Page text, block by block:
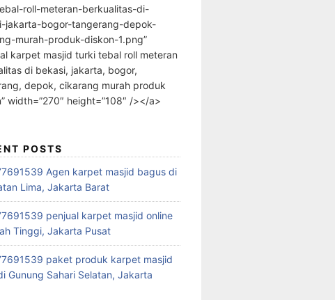
roll-meteran-berkualitas-di-
jakarta-bogor-tangerang-depok-
murah-produk-diskon-1.png”
karpet masjid turki tebal roll meteran
di bekasi, jakarta, bogor,
depok, cikarang murah produk
width=”270″ height=”108″ /></a>
POSTS
Agen karpet masjid bagus di
Lima, Jakarta Barat
penjual karpet masjid online
Tinggi, Jakarta Pusat
paket produk karpet masjid
Gunung Sahari Selatan, Jakarta